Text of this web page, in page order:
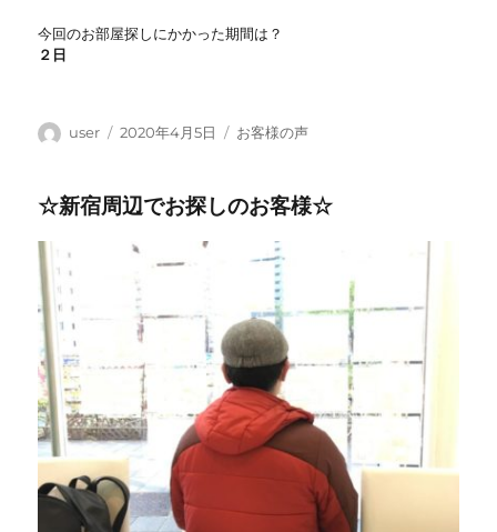
今回のお部屋探しにかかった期間は？
２日
投
user
投
2020年4月5日
カ
リ
お客様の声
☆新宿周辺でお探しのお客様☆